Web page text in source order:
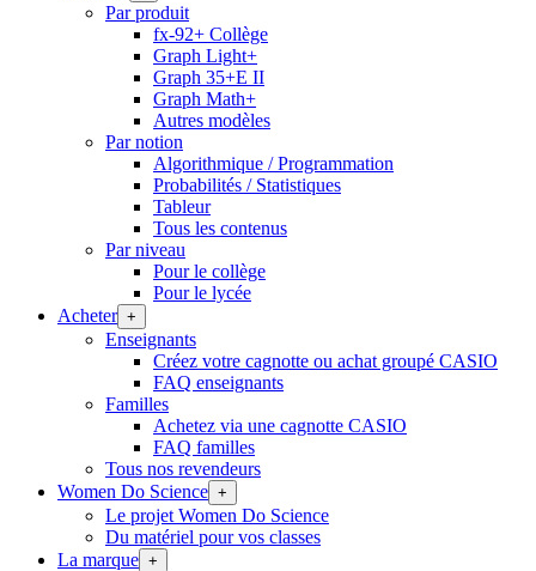
Par produit
fx-92+ Collège
Graph Light+
Graph 35+E II
Graph Math+
Autres modèles
Par notion
Algorithmique / Programmation
Probabilités / Statistiques
Tableur
Tous les contenus
Par niveau
Pour le collège
Pour le lycée
Acheter +
Enseignants
Créez votre cagnotte ou achat groupé CASIO
FAQ enseignants
Familles
Achetez via une cagnotte CASIO
FAQ familles
Tous nos revendeurs
Women Do Science +
Le projet Women Do Science
Du matériel pour vos classes
La marque +